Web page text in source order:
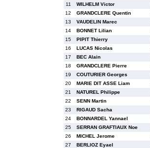
11
WILHELM Victor
12
GRANDCLERE Quentin
13
VAUDELIN Marec
14
BONNET Lilian
15
PIPIT Thierry
16
LUCAS Nicolas
17
BEC Alain
18
GRANDCLERE Pierre
19
COUTURIER Georges
20
MARIE DIT ASSE Liam
21
NATUREL Philippe
22
SENN Martin
23
RIGAUD Sacha
24
BONNARDEL Yannael
25
SERRAN GRAFTIAUX Noe
26
MICHEL Jerome
27
BERLIOZ Eyael